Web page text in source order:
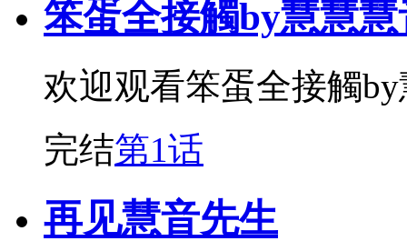
笨蛋全接觸by慧慧慧
欢迎观看笨蛋全接觸
完结第1话
再见慧音先生